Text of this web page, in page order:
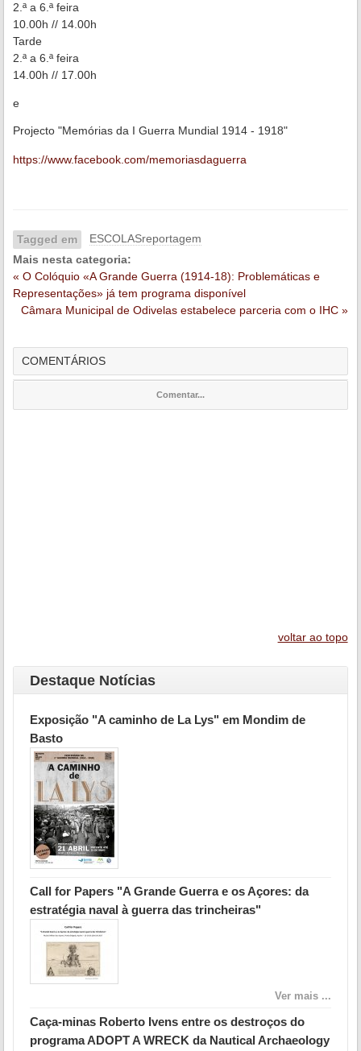
2.ª a 6.ª feira
10.00h // 14.00h
Tarde
2.ª a 6.ª feira
14.00h // 17.00h
e
Projecto "Memórias da I Guerra Mundial 1914 - 1918"
https://www.facebook.com/memoriasdaguerra
Tagged em
ESCOLASreportagem
Mais nesta categoria:
« O Colóquio «A Grande Guerra (1914-18): Problemáticas e
Representações» já tem programa disponível
Câmara Municipal de Odivelas estabelece parceria com o IHC »
COMENTÁRIOS
Comentar...
voltar ao topo
Destaque Notícias
Exposição "A caminho de La Lys" em Mondim de
Basto
Call for Papers "A Grande Guerra e os Açores: da
estratégia naval à guerra das trincheiras"
Ver mais ...
Caça-minas Roberto Ivens entre os destroços do
programa ADOPT A WRECK da Nautical Archaeology